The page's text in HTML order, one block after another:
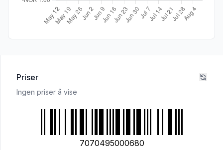
Priser
Ingen priser å vise
7070495000680